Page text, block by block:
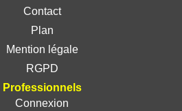
Contact
Plan
Mention légale
RGPD
Professionnels
Connexion